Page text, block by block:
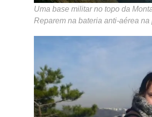
Uma base militar no topo da
Reparem na bateria anti-aérea na